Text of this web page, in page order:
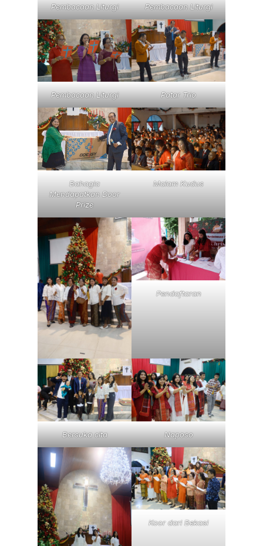
Pembacaan Liturgi Pembacaan Liturgi
Pembacaan Liturgi Patar Trio
Bahagia
Mendapatkan Door
Prize
Malam Kudus
Pendaftaran
Bersuka cita Naposo
Koor dari Bekasi